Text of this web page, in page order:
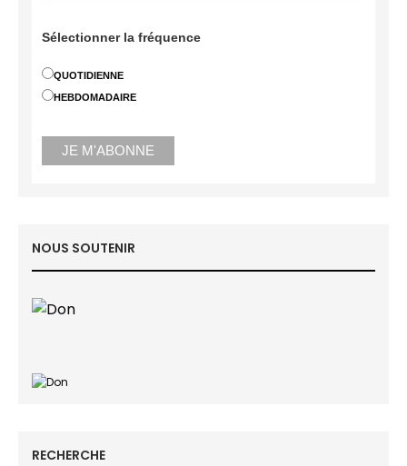
Sélectionner la fréquence
QUOTIDIENNE
HEBDOMADAIRE
NOUS SOUTENIR
RECHERCHE